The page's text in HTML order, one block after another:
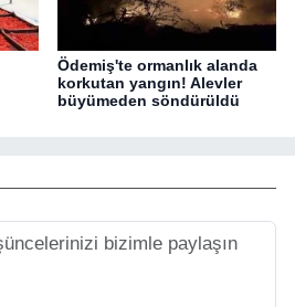
Ödemiş'te ormanlık alanda
korkutan yangın! Alevler
büyümeden söndürüldü